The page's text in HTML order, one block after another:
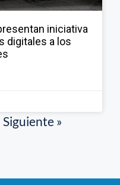
iniciativa
digitales a los
Siguiente »